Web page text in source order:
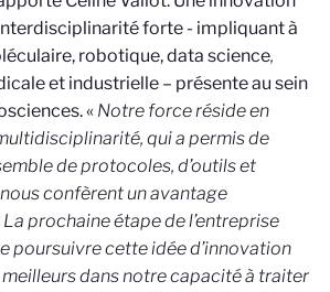
forte - impliquant à
robotique, data science,
et industrielle – présente au sein
« Notre force réside en
qui a permis de
de protocoles, d’outils et
confèrent un avantage
prochaine étape de l’entreprise
poursuivre cette idée d’innovation
dans notre capacité à traiter